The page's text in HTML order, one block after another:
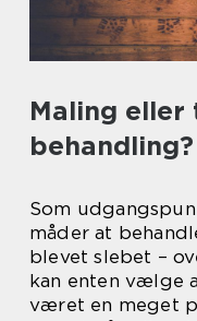
Maling
behandling?
Som
måder at
blevet slebet –
kan enten vælge
været en meget